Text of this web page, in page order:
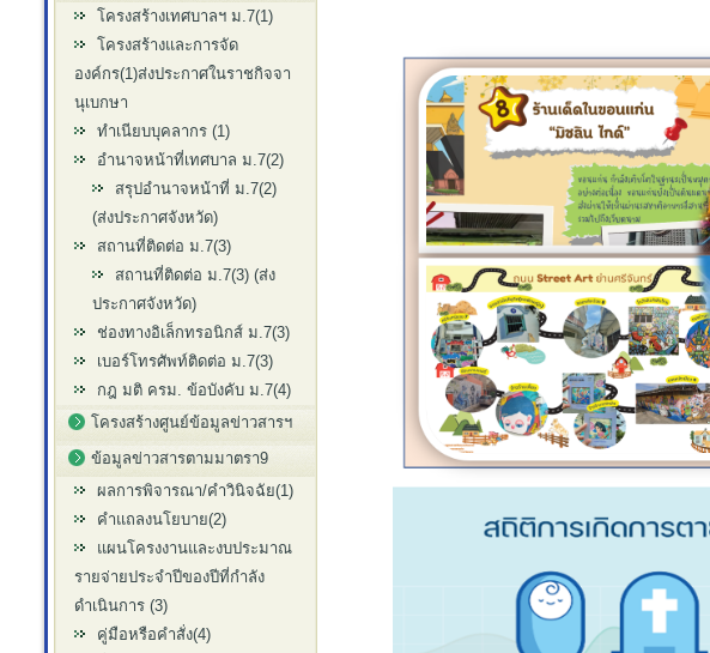
โครงสร้างเทศบาลฯ ม.7(1)
โครงสร้างและการจัด
องค์กร(1)ส่งประกาศในราชกิจจา
นุเบกษา
ทำเนียบบุคลากร (1)
อำนาจหน้าที่เทศบาล ม.7(2)
สรุปอำนาจหน้าที่ ม.7(2)
(ส่งประกาศจังหวัด)
สถานที่ติดต่อ ม.7(3)
สถานที่ติดต่อ ม.7(3) (ส่ง
ประกาศจังหวัด)
ช่องทางอิเล็กทรอนิกส์ ม.7(3)
เบอร์โทรศัพท์ติดต่อ ม.7(3)
กฎ มติ ครม. ข้อบังคับ ม.7(4)
โครงสร้างศูนย์ข้อมูลข่าวสารฯ
ข้อมูลข่าวสารตามมาตรา9
ผลการพิจารณา/คำวินิจฉัย(1)
คำแถลงนโยบาย(2)
แผนโครงงานและงบประมาณ
รายจ่ายประจำปีของปีที่กำลัง
ดำเนินการ (3)
คู่มือหรือคำสั่ง(4)